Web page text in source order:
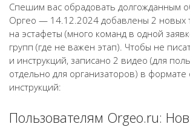
Обзор
на
новый
функционал
эстафет
(много
одной
Спешим вас обрадовать долгожданным
Оргео — 14.12.2024 добавлены 2 новых
на эстафеты (много команд в одной
групп (где не важен этап). Чтобы не
и инструкций, записано 2 видео (для
отдельно для организаторов) в формате
инструкций:
Пользователям Orgeo.ru: